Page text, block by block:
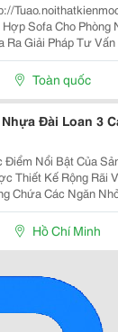
Giường Gấp
Hợp Sofa Cho Phòng
Ra Giải Pháp Tư
Bài Toán Nhà Có
Sự Phát Triển Nhanh
Toàn quốc
Đài Loan 3
Nổi Bật Của Sản Phẩm: Tủ
Thiết Kế Rộng Rãi
Chứa Các Ngăn
Áo Và Các Vật
Đình. Tủ Có Màu Sơn
Hồ Chí Minh